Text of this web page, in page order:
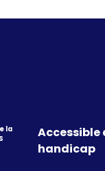
la
Accessible
handicap